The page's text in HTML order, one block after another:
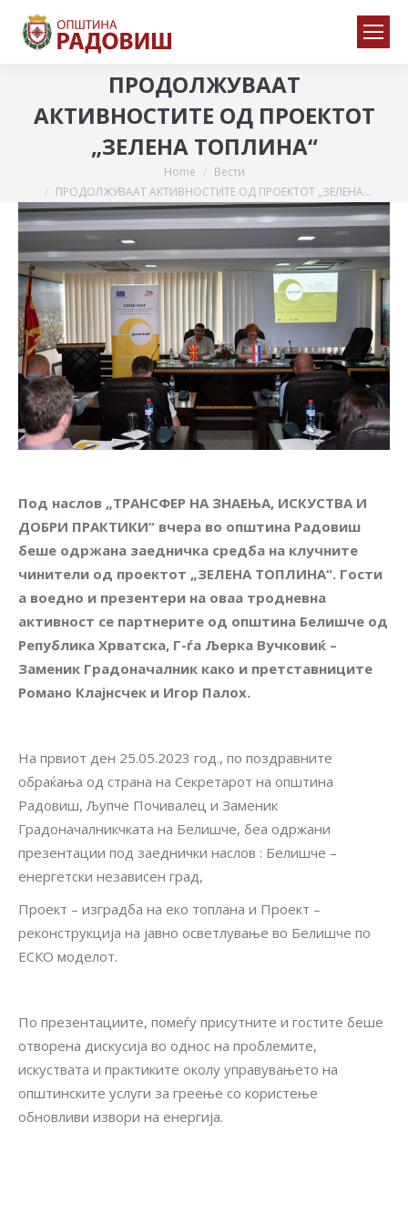
ПРОДОЛЖУВААТ
АКТИВНОСТИТЕ ОД ПРОЕКТОТ
„ЗЕЛЕНА ТОПЛИНА“
Home
Вести
ПРОДОЛЖУВААТ АКТИВНОСТИТЕ ОД ПРОЕКТОТ „ЗЕЛЕНА…
Под наслов „ТРАНСФЕР НА ЗНАЕЊА, ИСКУСТВА И
ДОБРИ ПРАКТИКИ“ вчера во општина Радовиш
беше одржана заедничка средба на клучните
чинители од проектот „ЗЕЛЕНА ТОПЛИНА“. Гости
а воедно и презентери на оваа тродневна
активност се партнерите од општина Белишче од
Република Хрватска, Г-ѓа Љерка Вучковиќ –
Заменик Градоначалник како и претставниците
Романо Клајнсчек и Игор Палох.
На првиот ден 25.05.2023 год., по поздравните
обраќања од страна на Секретарот на општина
Радовиш, Љупче Почивалец и Заменик
Градоначалникчката на Белишче, беа одржани
презентации под заеднички наслов : Белишче –
енергетски независен град,
Проект – изградба на еко топлана и Проект –
реконструкција на јавно осветлување во Белишче по
ЕСКО моделот.
По презентациите, помеѓу присутните и гостите беше
отворена дискусија во однос на проблемите,
искуствата и практиките околу управувањето на
општинските услуги за греење со користење
обновливи извори на енергија.